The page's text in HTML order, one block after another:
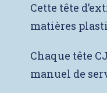
Cette tête
matières
Chaque tête
manuel de